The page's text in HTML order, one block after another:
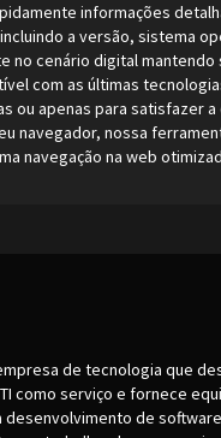
informações
a versão, sistema
no cenário digital mantendo
com as últimas
ou apenas para satisfazer
navegador, nossa
navegação na web
de tecnologia que
como serviço e fornece
desenvolvimento de